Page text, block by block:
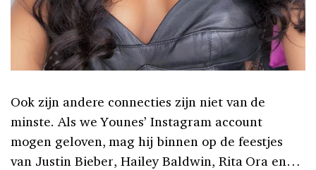
Ook zijn andere connecties zijn niet van de
minste. Als we Younes’ Instagram account
mogen geloven, mag hij binnen op de feestjes
van Justin Bieber, Hailey Baldwin, Rita Ora en…